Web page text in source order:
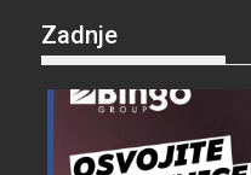
Zadnje